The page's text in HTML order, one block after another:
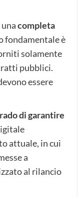
completa
fondamentale è
solamente
pubblici.
essere
di garantire
attuale, in cui
a
al rilancio